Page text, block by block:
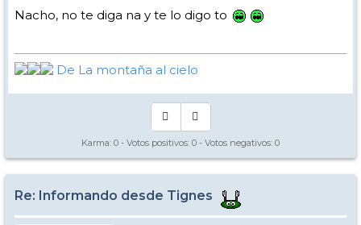
Nacho, no te diga na y te lo digo to
De La montaña al cielo
Karma: 0 - Votos positivos: 0 - Votos negativos: 0
Re: Informando desde Tignes